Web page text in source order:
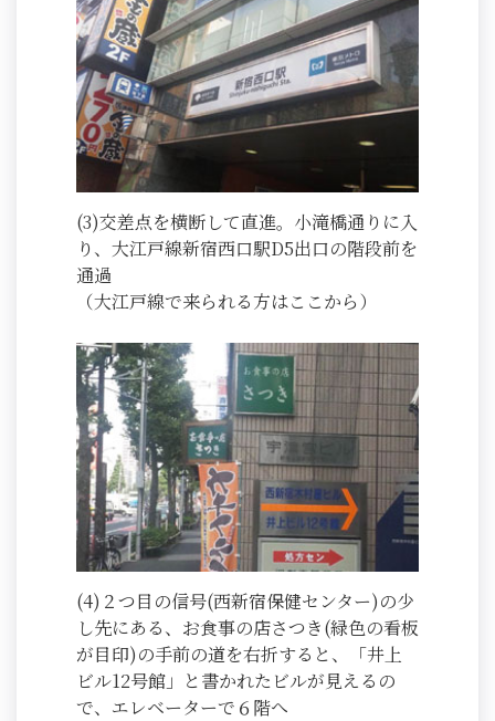
(3)交差点を横断して直進。小滝橋通りに入
り、大江戸線新宿西口駅D5出口の階段前を
通過
（大江戸線で来られる方はここから）
(4)２つ目の信号(西新宿保健センター)の少
し先にある、お食事の店さつき(緑色の看板
が目印)の手前の道を右折すると、「井上
ビル12号館」と書かれたビルが見えるの
で、エレベーターで６階へ